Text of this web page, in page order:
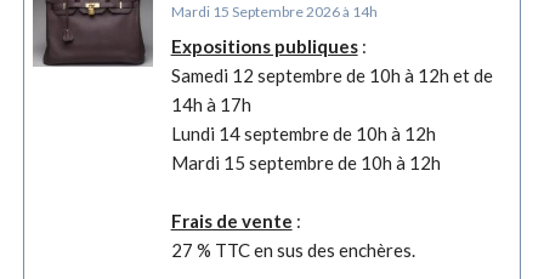
Mardi 15 Septembre 2026 à 14h
Expositions publiques:
Samedi 12 septembre de 10h à 12h et de
14h à 17h
Lundi 14 septembre de 10h à 12h
Mardi 15 septembre de 10h à 12h
Frais de vente :
27 % TTC en sus des enchères.